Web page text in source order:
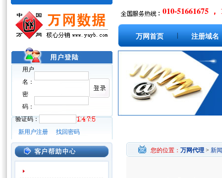
用户
名：
密
码：
验证码：
新用户注册
找回密码
010-51661675 ，
万网首页 注册域名
您的位置： 万网代理 > 新